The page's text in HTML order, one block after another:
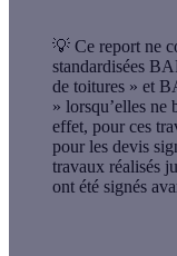
💡 Ce report ne
standardisées
de toitures » et
» lorsqu’elles ne
effet, pour ces
pour les devis
travaux réalisés
ont été signés